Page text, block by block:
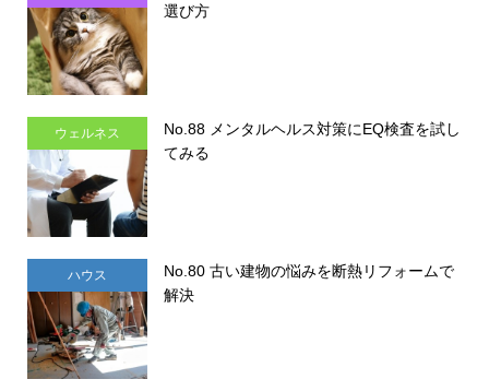
選び方
ウェルネス
No.88 メンタルヘルス対策にEQ検査を試し
てみる
ハウス
No.80 古い建物の悩みを断熱リフォームで
解決